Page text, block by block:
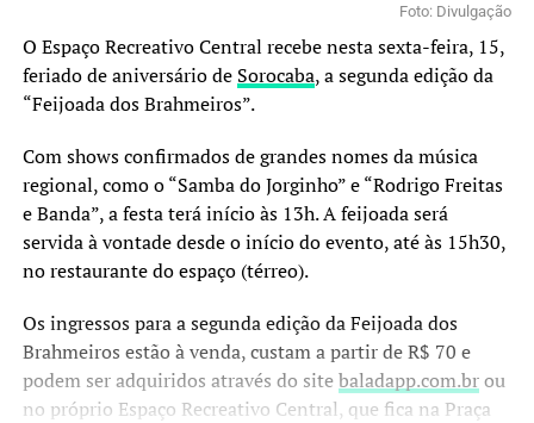
Foto: Divulgação
O Espaço Recreativo Central recebe nesta sexta-feira, 15,
feriado de aniversário de Sorocaba, a segunda edição da
“Feijoada dos Brahmeiros”.
Com shows confirmados de grandes nomes da música
regional, como o “Samba do Jorginho” e “Rodrigo Freitas
e Banda”, a festa terá início às 13h. A feijoada será
servida à vontade desde o início do evento, até às 15h30,
no restaurante do espaço (térreo).
Os ingressos para a segunda edição da Feijoada dos
Brahmeiros estão à venda, custam a partir de R$ 70 e
podem ser adquiridos através do sitebaladapp.com.brou
no próprio Espaço Recreativo Central, que fica na Praça